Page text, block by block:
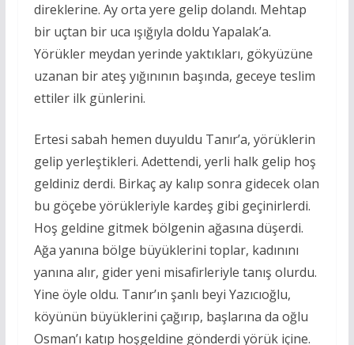
direklerine. Ay orta yere gelip dolandı. Mehtap
bir uçtan bir uca ışığıyla doldu Yapalak’a.
Yörükler meydan yerinde yaktıkları, gökyüzüne
uzanan bir ateş yığınının başında, geceye teslim
ettiler ilk günlerini.
Ertesi sabah hemen duyuldu Tanır’a, yörüklerin
gelip yerleştikleri. Adettendi, yerli halk gelip hoş
geldiniz derdi. Birkaç ay kalıp sonra gidecek olan
bu göçebe yörükleriyle kardeş gibi geçinirlerdi.
Hoş geldine gitmek bölgenin ağasına düşerdi.
Ağa yanına bölge büyüklerini toplar, kadınını
yanına alır, gider yeni misafirleriyle tanış olurdu.
Yine öyle oldu. Tanır’ın şanlı beyi Yazıcıoğlu,
köyünün büyüklerini çağırıp, başlarına da oğlu
Osman’ı katıp hoşgeldine gönderdi yörük içine.